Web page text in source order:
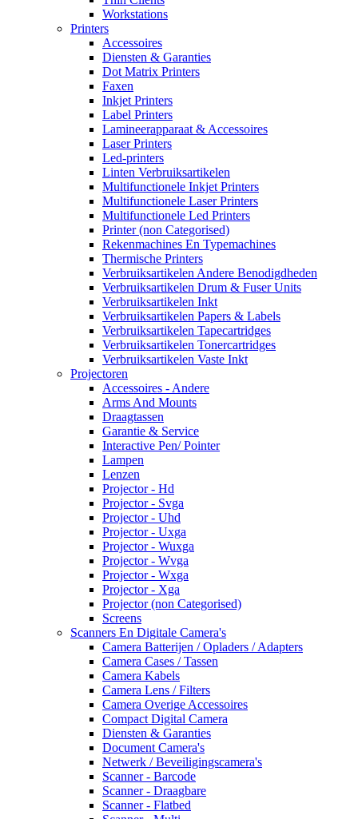
Workstations
Printers
Accessoires
Diensten & Garanties
Dot Matrix Printers
Faxen
Inkjet Printers
Label Printers
Lamineerapparaat & Accessoires
Laser Printers
Led-printers
Linten Verbruiksartikelen
Multifunctionele Inkjet Printers
Multifunctionele Laser Printers
Multifunctionele Led Printers
Printer (non Categorised)
Rekenmachines En Typemachines
Thermische Printers
Verbruiksartikelen Andere Benodigdheden
Verbruiksartikelen Drum & Fuser Units
Verbruiksartikelen Inkt
Verbruiksartikelen Papers & Labels
Verbruiksartikelen Tapecartridges
Verbruiksartikelen Tonercartridges
Verbruiksartikelen Vaste Inkt
Projectoren
Accessoires - Andere
Arms And Mounts
Draagtassen
Garantie & Service
Interactive Pen/ Pointer
Lampen
Lenzen
Projector - Hd
Projector - Svga
Projector - Uhd
Projector - Uxga
Projector - Wuxga
Projector - Wvga
Projector - Wxga
Projector - Xga
Projector (non Categorised)
Screens
Scanners En Digitale Camera's
Camera Batterijen / Opladers / Adapters
Camera Cases / Tassen
Camera Kabels
Camera Lens / Filters
Camera Overige Accessoires
Compact Digital Camera
Diensten & Garanties
Document Camera's
Netwerk / Beveiligingscamera's
Scanner - Barcode
Scanner - Draagbare
Scanner - Flatbed